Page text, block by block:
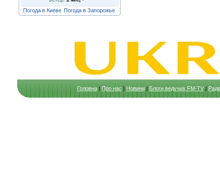
Погода в Киеве Погода в Запорожье
Головна|Про нас|Новини|Блоги ведучих FM-TV|